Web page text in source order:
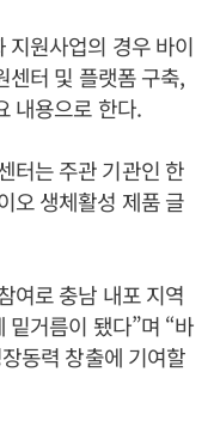
지원사업의 경우 바이
센터 및 플랫폼 구축,
내용으로 한다.
터는 주관 기관인 한
오 생체활성 제품 글
여로 충남 내포 지역
밑거름이 됐다”며 “바
동력 창출에 기여할